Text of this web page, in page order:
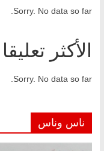
Sorry. No data so far.
الأكثر تعليقا
Sorry. No data so far.
ناس وناس